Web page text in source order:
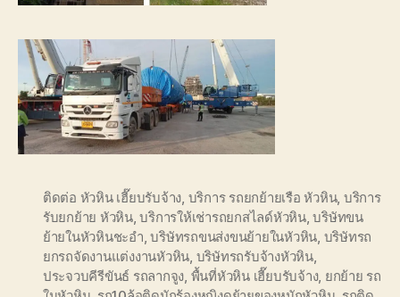
ติดต่อ หัวหิน เฮี๊ยบรับจ้าง บริการ รถยกย้ายเรือ หัวหิน, บริการ
รับยกย้าย หัวหิน,บริการให้เช่ารถยกสไลด์หัวหิน,บริษัทขน
ย้ายในหัวหินชะอำ ,บริษัทรถขนส่งขนย้ายในหัวหิน บริษัทรถ
ยกรถจัดงานแต่งงานหัวหิน บริษัทรถรับจ้างหัวหิน,
ประจวบคีรีขันธ์ รถลากจูง พื้นที่หัวหิน เฮี๊ยบรับจ้าง, ยกย้าย รถ